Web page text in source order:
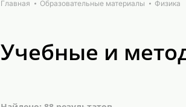
Главная Образовательные материалы Физика
Учебные и